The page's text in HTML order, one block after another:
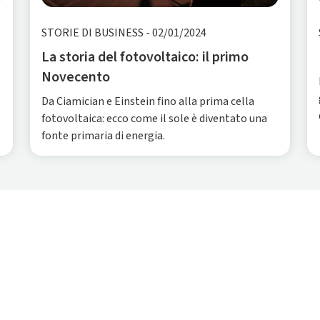
STORIE DI BUSINESS -02/01/2024
La storia del fotovoltaico: il primo
Novecento
Da Ciamician e Einstein fino alla prima cella
fotovoltaica: ecco come il sole è diventato una
fonte primaria di energia.